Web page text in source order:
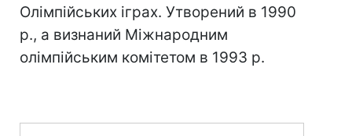
Олімпійських іграх. Утворений в 1990
р., а визнаний Міжнародним
олімпійським комітетом в 1993 р.